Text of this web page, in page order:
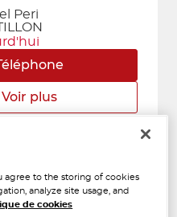
Peri
Voir plus
agree to the storing of cookies
analyze site usage, and
de cookies